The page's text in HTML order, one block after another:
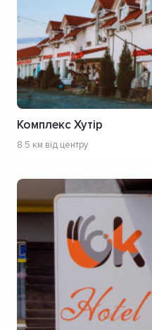
Комплекс Хутiр
8.5 км від центру